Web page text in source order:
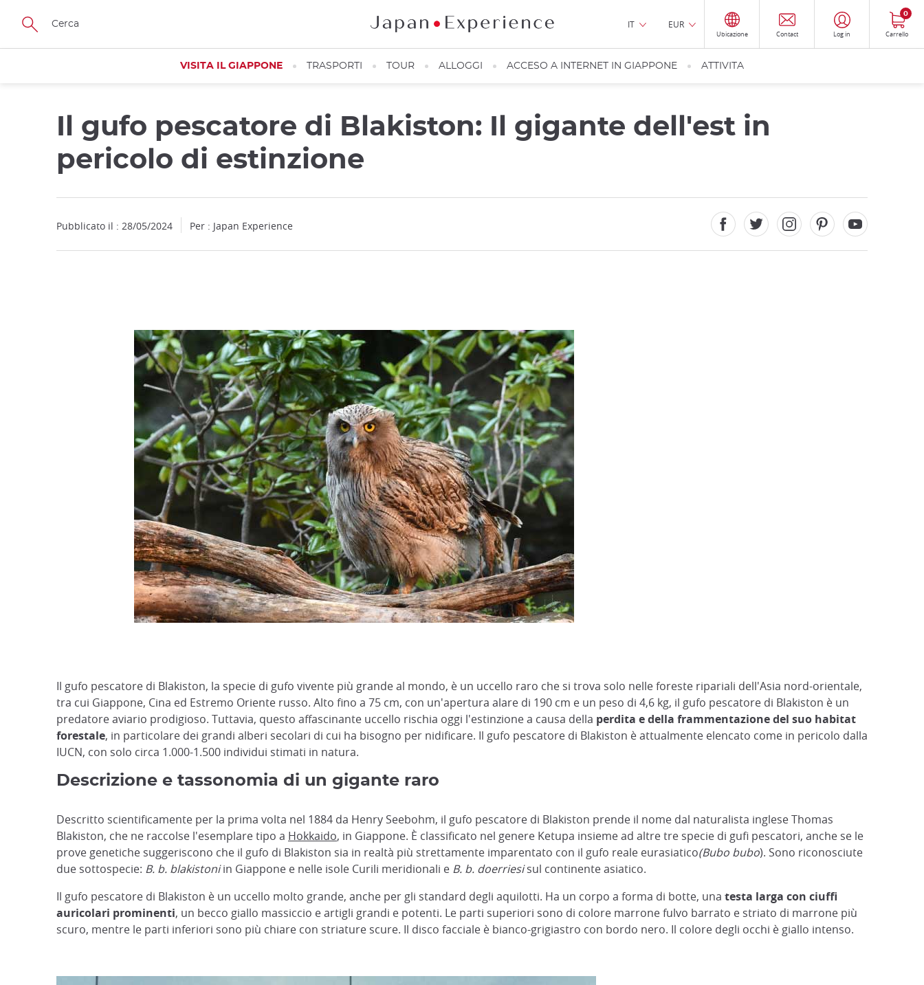
Skip
main
IT EUR
Ubicazione Contact Log in Carrello
0
VISITA IL GIAPPONE TRASPORTI TOUR ALLOGGI ACCESO A INTERNET IN GIAPPONE ATTIVITA
Il gufo pescatore di Blakiston: Il gigante dell'est in
pericolo di estinzione
Pubblicato il : 28/05/2024 Per : Japan Experience
Il gufo pescatore di Blakiston, la specie di gufo vivente più grande al mondo, è un uccello raro che si trova solo nelle foreste ripariali dell'Asia nord-orientale,
tra cui Giappone, Cina ed Estremo Oriente russo. Alto fino a 75 cm, con un'apertura alare di 190 cm e un peso di 4,6 kg, il gufo pescatore di Blakiston è un
predatore aviario prodigioso. Tuttavia, questo affascinante uccello rischia oggi l'estinzione a causa della perdita e della frammentazione del suo habitat
forestale, in particolare dei grandi alberi secolari di cui ha bisogno per nidificare. Il gufo pescatore di Blakiston è attualmente elencato come in pericolo dalla
IUCN, con solo circa 1.000-1.500 individui stimati in natura.
Descrizione e tassonomia di un gigante raro
Descritto scientificamente per la prima volta nel 1884 da Henry Seebohm, il gufo pescatore di Blakiston prende il nome dal naturalista inglese Thomas
Blakiston, che ne raccolse l'esemplare tipo a Hokkaido, in Giappone. È classificato nel genere Ketupa insieme ad altre tre specie di gufi pescatori, anche se le
prove genetiche suggeriscono che il gufo di Blakiston sia in realtà più strettamente imparentato con il gufo reale eurasiatico(Bubo bubo). Sono riconosciute
due sottospecie: B. b. blakistoniin Giappone e nelle isole Curili meridionali e B. b. doerriesisul continente asiatico.
Il gufo pescatore di Blakiston è un uccello molto grande, anche per gli standard degli aquilotti. Ha un corpo a forma di botte, una testa larga con ciuffi
auricolari prominenti, un becco giallo massiccio e artigli grandi e potenti. Le parti superiori sono di colore marrone fulvo barrato e striato di marrone più
scuro, mentre le parti inferiori sono più chiare con striature scure. Il disco facciale è bianco-grigiastro con bordo nero. Il colore degli occhi è giallo intenso.